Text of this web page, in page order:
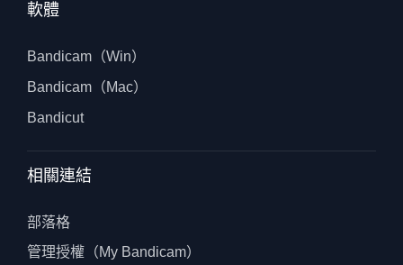
軟體
Bandicam（Win）
Bandicam（Mac）
Bandicut
相關連結
部落格
管理授權（My Bandicam）